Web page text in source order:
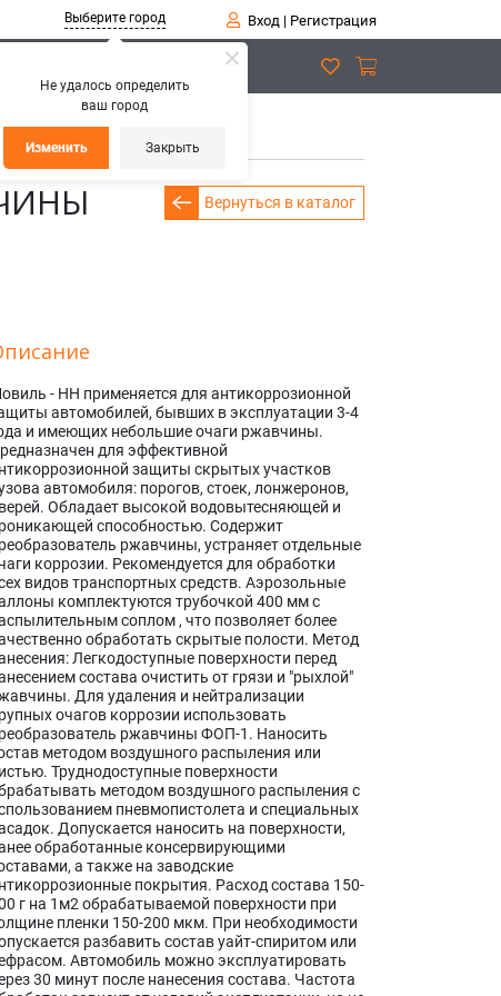
Не удалось определить
ваш город
Изменить Закрыть
Выберите город Вход| Регистрация
5,0 л
Вернуться в каталог
- НН применяется для антикоррозионной
автомобилей, бывших в эксплуатации 3-4
и имеющих небольшие очаги ржавчины.
для эффективной
защиты скрытых участков
автомобиля: порогов, стоек, лонжеронов,
Обладает высокой водовытесняющей и
способностью. Содержит
ржавчины, устраняет отдельные
коррозии. Рекомендуется для обработки
видов транспортных средств. Аэрозольные
комплектуются трубочкой 400 мм с
соплом , что позволяет более
обработать скрытые полости. Метод
Легкодоступные поверхности перед
состава очистить от грязи и "рыхлой"
Для удаления и нейтрализации
очагов коррозии использовать
ржавчины ФОП-1. Наносить
методом воздушного распыления или
Труднодоступные поверхности
методом воздушного распыления с
пневмопистолета и специальных
Допускается наносить на поверхности,
обработанные консервирующими
а также на заводские
покрытия. Расход состава 150-
г на 1м2 обрабатываемой поверхности при
пленки 150-200 мкм. При необходимости
разбавить состав уайт-спиритом или
Автомобиль можно эксплуатировать
30 минут после нанесения состава. Частота